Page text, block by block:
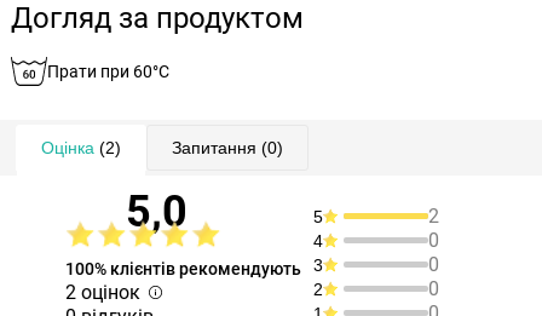
Догляд за продуктом
Прати при 60°C
Оцінка (2) Запитання (0)
5,0
100% клієнтів рекомендують
2 оцінок
5 2
4 0
3 0
2 0